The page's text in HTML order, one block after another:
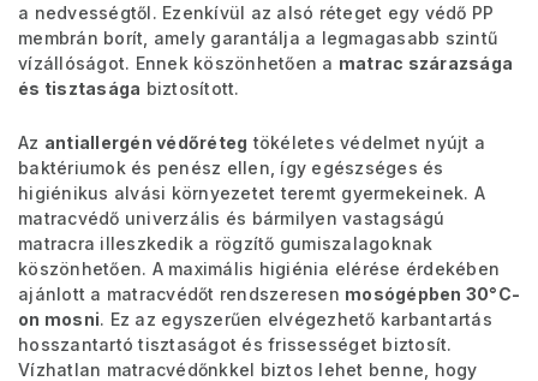
a nedvességtől. Ezenkívül az alsó réteget egy védő PP
membrán borít, amely garantálja a legmagasabb szintű
vízállóságot. Ennek köszönhetően a matrac szárazsága
és tisztasága biztosított.
Az antiallergén védőréteg tökéletes védelmet nyújt a
baktériumok és penész ellen, így egészséges és
higiénikus alvási környezetet teremt gyermekeinek. A
matracvédő univerzális és bármilyen vastagságú
matracra illeszkedik a rögzítő gumiszalagoknak
köszönhetően. A maximális higiénia elérése érdekében
ajánlott a matracvédőt rendszeresen mosógépben 30°C-
on mosni. Ez az egyszerűen elvégezhető karbantartás
hosszantartó tisztaságot és frissességet biztosít.
Vízhatlan matracvédőnkkel biztos lehet benne, hogy